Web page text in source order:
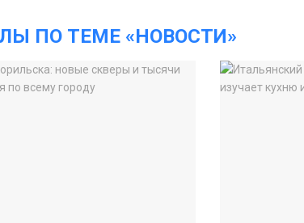
ПО ТЕМЕ «НОВОСТИ»